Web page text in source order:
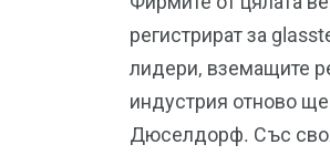
регистрират за
лидери, вземащите
индустрия отново
Дюселдорф. Със